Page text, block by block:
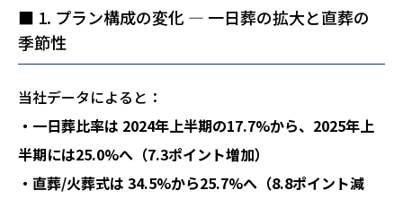
■ 1. プラン構成の変化 ― 一日葬の拡大と直葬の
季節性
当社データによると：
・一日葬比率は 2024年上半期の17.7%から、2025年上
半期には25.0%へ（7.3ポイント増加）
・直葬/火葬式は 34.5%から25.7%へ（8.8ポイント減